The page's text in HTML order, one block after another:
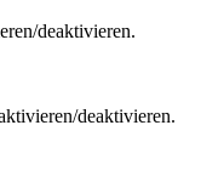
deaktivieren.
deaktivieren.